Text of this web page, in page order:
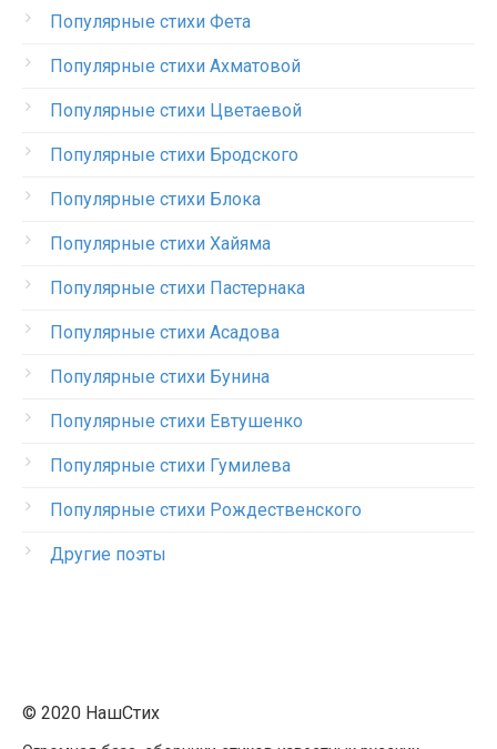
Популярные стихи Фета
Популярные стихи Ахматовой
Популярные стихи Цветаевой
Популярные стихи Бродского
Популярные стихи Блока
Популярные стихи Хайяма
Популярные стихи Пастернака
Популярные стихи Асадова
Популярные стихи Бунина
Популярные стихи Евтушенко
Популярные стихи Гумилева
Популярные стихи Рождественского
Другие поэты
© 2020 НашСтих